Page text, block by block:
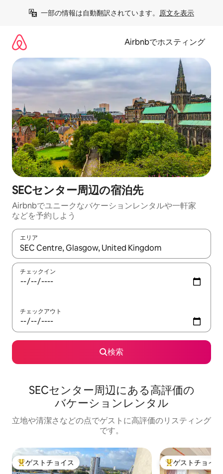
一部の情報は自動翻訳されています。 原文を表示
Airbnbでホスティング
SECセンター⁠周⁠辺⁠の宿⁠泊⁠先
Airbnbでユニークなバ⁠ケ⁠ー⁠シ⁠ョ⁠ンレ⁠ン⁠タ⁠ルや一⁠軒⁠家
な⁠ど⁠を予⁠約⁠し⁠よ⁠う
エリア
検索結果が表示されたら、上下の矢印キーを使って移動するか
チェックイン
チェックアウト
検索
SECセンター⁠周⁠辺⁠に⁠あ⁠る高⁠評⁠価⁠の
バ⁠ケ⁠ー⁠シ⁠ョ⁠ン⁠レ⁠ン⁠タ⁠ル
立地や清潔さなどの点でゲストに高評価のリスティング
です。
大好評のゲストチョイスです。
ゲストチョイス 大好評のゲスト
ゲストチョイス